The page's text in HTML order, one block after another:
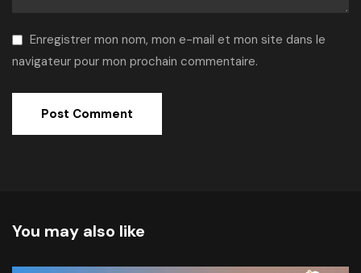
Enregistrer mon nom, mon e-mail et mon site dans le
navigateur pour mon prochain commentaire.
You may also like